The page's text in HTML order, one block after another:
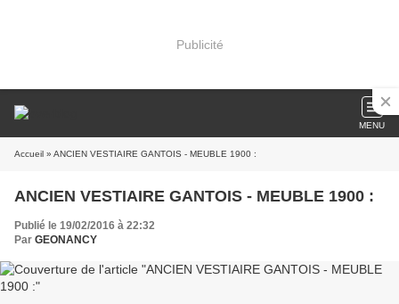
Publicité
MENU
Accueil » ANCIEN VESTIAIRE GANTOIS - MEUBLE 1900 :
ANCIEN VESTIAIRE GANTOIS - MEUBLE 1900 :
Publié le 19/02/2016 à 22:32
Par GEONANCY